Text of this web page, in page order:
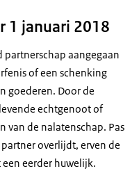
1 januari 2018
partnerschap aangegaan
of een schenking
goederen. Door de
echtgenoot of
van de nalatenschap. Pas
overlijdt, erven de
eerder huwelijk.